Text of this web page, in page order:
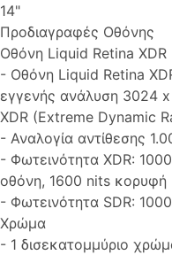
14"
Προδιαγραφές Οθόνης
Οθόνη Liquid Retina XDR
- Οθόνη Liquid Retina
εγγενής ανάλυση 3024
XDR (Extreme Dynamic
- Αναλογία αντίθεσης
- Φωτεινότητα XDR:
οθόνη, 1600 nits κορυφή
- Φωτεινότητα SDR:
Χρώμα
- 1 δισεκατομμύριο